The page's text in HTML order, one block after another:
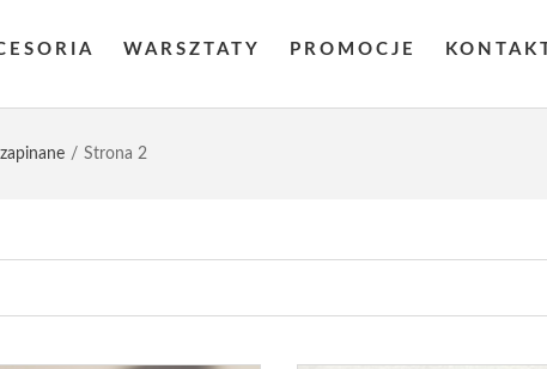
WARSZTATY PROMOCJE
zapinane Strona 2